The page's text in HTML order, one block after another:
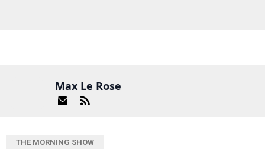
Max Le Rose
THE MORNING SHOW